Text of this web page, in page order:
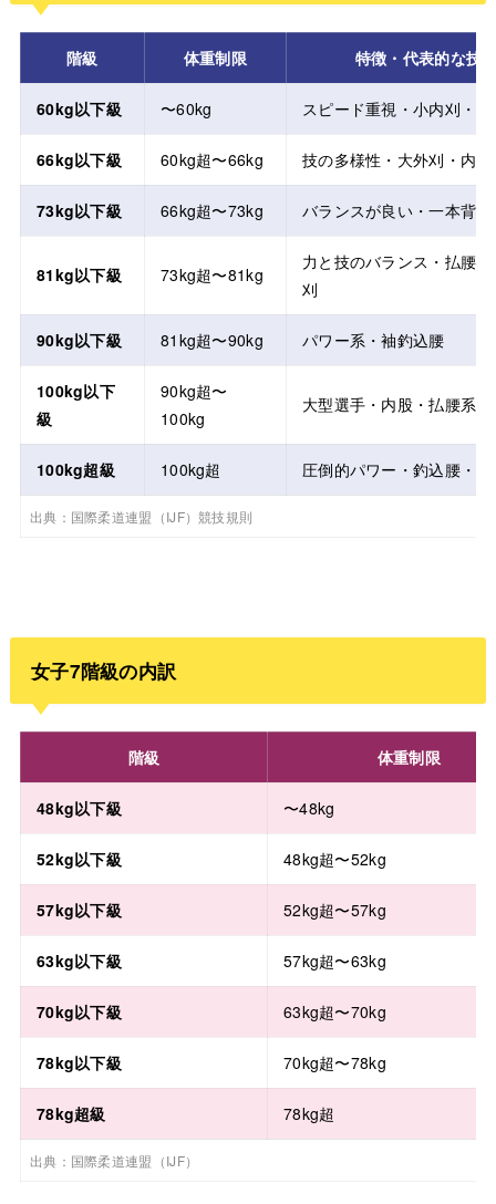
階級 体重制限 特徴・代表的な技
60kg以下級 〜60kg スピード重視・小内刈・
66kg以下級 60kg超〜66kg 技の多様性・大外刈・内股
73kg以下級 66kg超〜73kg バランスが良い・一本背負
81kg以下級 73kg超〜81kg
力と技のバランス・払腰
刈
90kg以下級 81kg超〜90kg パワー系・袖釣込腰
100kg以下
級
90kg超〜
100kg
大型選手・内股・払腰系
100kg超級 100kg超 圧倒的パワー・釣込腰・
出典：国際柔道連盟（IJF）競技規則
女子7階級の内訳
階級 体重制限
48kg以下級 〜48kg
52kg以下級 48kg超〜52kg
57kg以下級 52kg超〜57kg
63kg以下級 57kg超〜63kg
70kg以下級 63kg超〜70kg
78kg以下級 70kg超〜78kg
78kg超級 78kg超
出典：国際柔道連盟（IJF）